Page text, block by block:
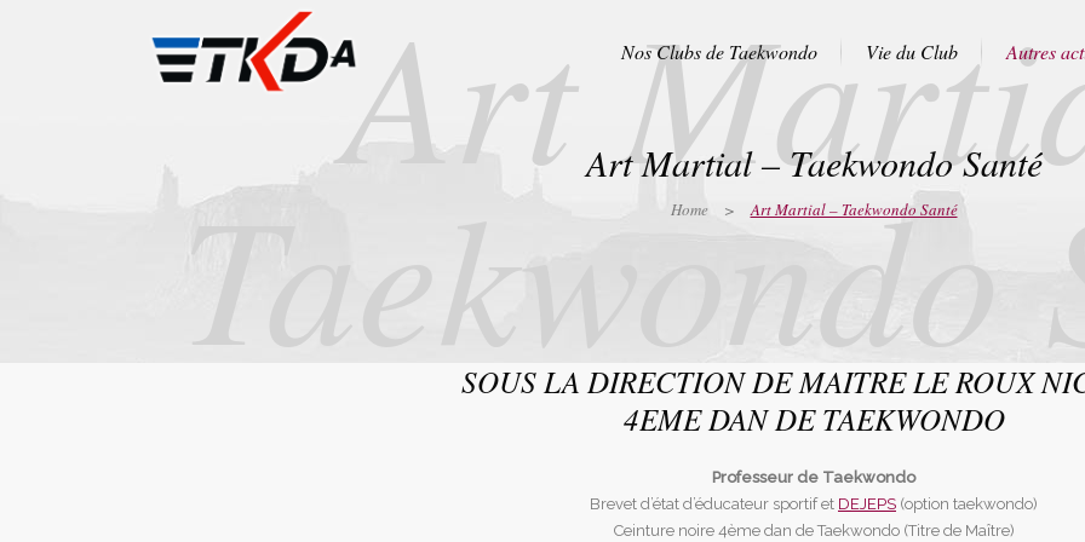
Nos Clubs de Taekwondo
Club de Taekwondo Allauch –
Club de Taekwondo Aubagne
Club de Taekwondo La Ciotat
Club de Taekwondo La Seyne
Club de Taekwondo Roquevaire
Club de Taekwondo Saint
mer
Club de Taekwondo
13004 CMA Beausoleil
Club de Taekwondo
13005 Jeanne d’Arc
13010 St Loup A.I.L
Club de Taekwondo
Club de Taekwondo
13011 La Valentine
Vie du Club Autres
Art
Taekwondo
Art Martial – Taekwondo Santé
Home > Art Martial – Taekwondo Santé
SOUS LA DIRECTION DE MAITRE LE ROUX
4EME DAN DE TAEKWONDO
Professeur de Taekwondo
Brevet d’état d’éducateur sportif et DEJEPS (option taekwondo)
Ceinture noire 4ème dan de Taekwondo (Titre de Maître)